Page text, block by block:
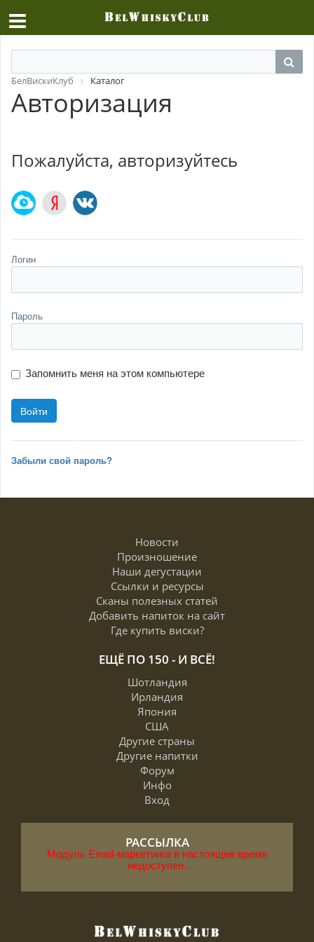
БелВискиКлуб Каталог
Авторизация
Пожалуйста, авторизуйтесь
Логин
Пароль
Запомнить меня на этом компьютере
Забыли свой пароль?
Новости
Произношение
Наши дегустации
Ссылки и ресурсы
Сканы полезных статей
Добавить напиток на сайт
Где купить виски?
ЕЩЁ ПО 150 - И ВСЁ!
Шотландия
Ирландия
Япония
США
Другие страны
Другие напитки
Форум
Инфо
Вход
РАССЫЛКА
Модуль Email-маркетинга в настоящее время
недоступен.